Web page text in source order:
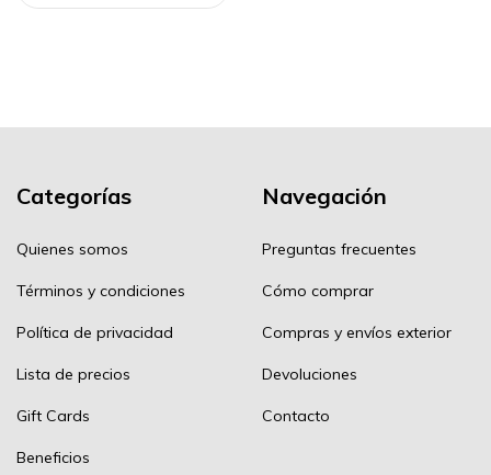
Categorías
Quienes somos
Términos y condiciones
Política de privacidad
Lista de precios
Gift Cards
Beneficios
Navegación
Preguntas frecuentes
Cómo comprar
Compras y envíos exterior
Devoluciones
Contacto